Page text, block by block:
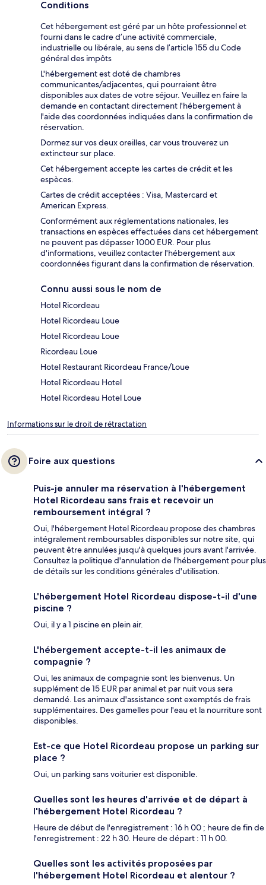
Conditions
Cet hébergement est géré par un hôte professionnel et
fourni dans le cadre d’une activité commerciale,
industrielle ou libérale, au sens de l’article 155 du Code
général des impôts
L'hébergement est doté de chambres
communicantes/adjacentes, qui pourraient être
disponibles aux dates de votre séjour. Veuillez en faire la
demande en contactant directement l'hébergement à
l'aide des coordonnées indiquées dans la confirmation de
réservation.
Dormez sur vos deux oreilles, car vous trouverez un
extincteur sur place.
Cet hébergement accepte les cartes de crédit et les
espèces.
Cartes de crédit acceptées : Visa, Mastercard et
American Express.
Conformément aux réglementations nationales, les
transactions en espèces effectuées dans cet hébergement
ne peuvent pas dépasser 1000 EUR. Pour plus
d'informations, veuillez contacter l'hébergement aux
coordonnées figurant dans la confirmation de réservation.
Connu aussi sous le nom de
Hotel Ricordeau
Hotel Ricordeau Loue
Hotel Ricordeau Loue
Ricordeau Loue
Hotel Restaurant Ricordeau France/Loue
Hotel Ricordeau Hotel
Hotel Ricordeau Hotel Loue
Informations sur le droit de rétractation
Foire aux questions
Puis-je annuler ma réservation à l'hébergement
Hotel Ricordeau sans frais et recevoir un
remboursement intégral ?
Oui, l'hébergement Hotel Ricordeau propose des chambres
intégralement remboursables disponibles sur notre site, qui
peuvent être annulées jusqu'à quelques jours avant l'arrivée.
Consultez la politique d'annulation de l'hébergement pour plus
de détails sur les conditions générales d'utilisation.
L'hébergement Hotel Ricordeau dispose-t-il d'une
piscine ?
Oui, il y a 1 piscine en plein air.
L'hébergement accepte-t-il les animaux de
compagnie ?
Oui, les animaux de compagnie sont les bienvenus. Un
supplément de 15 EUR par animal et par nuit vous sera
demandé. Les animaux d'assistance sont exemptés de frais
supplémentaires. Des gamelles pour l'eau et la nourriture sont
disponibles.
Est-ce que Hotel Ricordeau propose un parking sur
place ?
Oui, un parking sans voiturier est disponible.
Quelles sont les heures d'arrivée et de départ à
l'hébergement Hotel Ricordeau ?
Heure de début de l'enregistrement : 16 h 00 ; heure de fin de
l'enregistrement : 22 h 30. Heure de départ : 11 h 00.
Quelles sont les activités proposées par
l'hébergement Hotel Ricordeau et alentour ?